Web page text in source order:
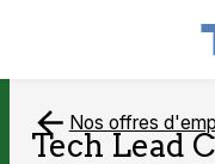
Nos offres
Tech Lead